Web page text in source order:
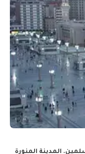
المدينة المنورة